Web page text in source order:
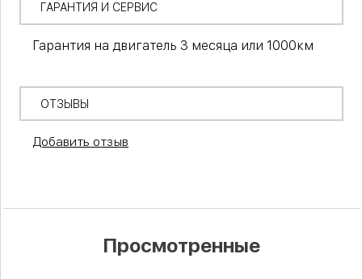
ГАРАНТИЯ И СЕРВИС
Гарантия на двигатель 3 месяца или 1000км
ОТЗЫВЫ
Добавить отзыв
Просмотренные